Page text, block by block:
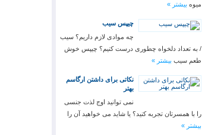
میوه بیشتر »
چیپس سیب
چه موادی لازم داریم؟ سیب
/ به تعداد دلخواه چطوری درست کنیم؟ چیپس خوش
طعم سیب بیشتر »
نکاتی برای داشتن ارگاسم
بهتر
نمی توانید اوج لذت جنسی
را با همسرتان تجربه کنید؟ یا شاید می خواهید آن را
بیشتر »